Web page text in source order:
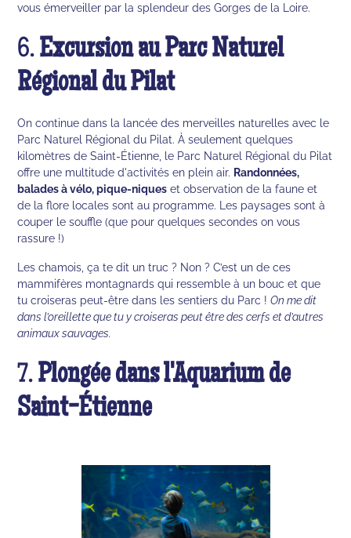
vous émerveiller par la splendeur des Gorges de la Loire.
6.Excursion au Parc Naturel
Régional du Pilat
On continue dans la lancée des merveilles naturelles avec le
Parc Naturel Régional du Pilat. À seulement quelques
kilomètres de Saint-Étienne, le Parc Naturel Régional du Pilat
offre une multitude d'activités en plein air. Randonnées,
balades à vélo, pique-niques et observation de la faune et
de la flore locales sont au programme. Les paysages sont à
couper le souffle (que pour quelques secondes on vous
rassure !)
Les chamois, ça te dit un truc ? Non ? C’est un de ces
mammifères montagnards qui ressemble à un bouc et que
tu croiseras peut-être dans les sentiers du Parc !On me dit
dans l’oreillette que tu y croiseras peut être des cerfs et d’autres
animaux sauvages.
7.Plongée dans l'Aquarium de
Saint-Étienne